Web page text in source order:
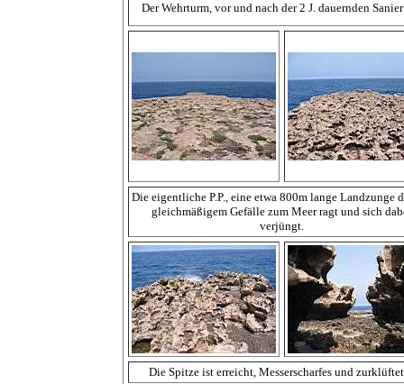
Der Wehrturm, vor und nach der 2 J. dauernden
Die eigentliche P.P., eine etwa 800m lange Landzunge
gleichmäßigem Gefälle zum Meer ragt und sich
verjüngt.
Die Spitze ist erreicht, Messerscharfes und